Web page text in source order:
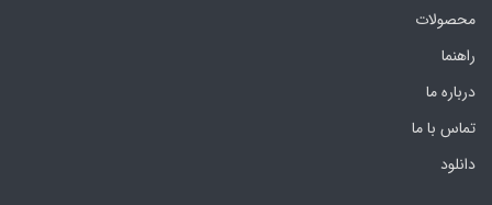
محصولات
راهنما
درباره ما
تماس با ما
دانلود